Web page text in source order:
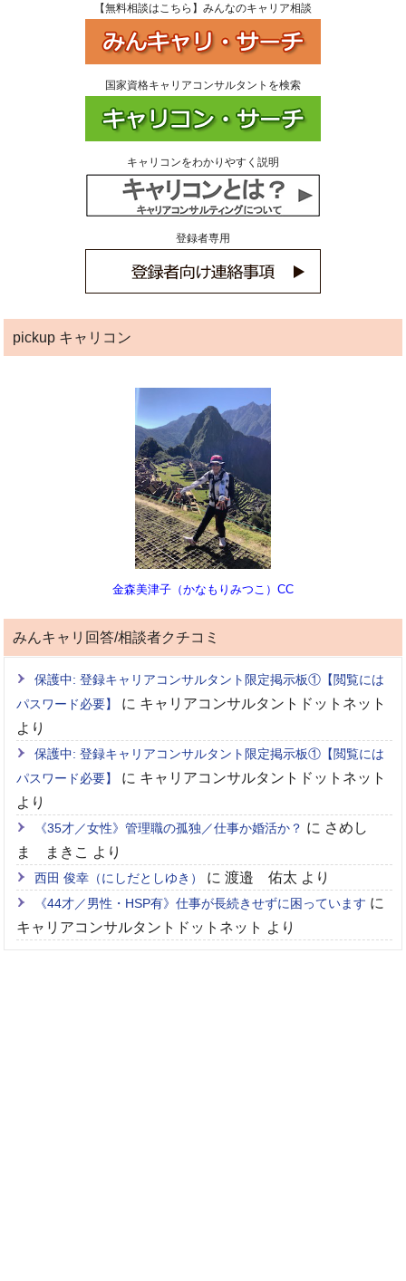
【無料相談はこちら】みんなのキャリア相談
国家資格キャリアコンサルタントを検索
キャリコンをわかりやすく説明
登録者専用
pickup キャリコン
金森美津子（かなもりみつこ）CC
みんキャリ回答/相談者クチコミ
保護中: 登録キャリアコンサルタント限定掲示板①【閲覧には
パスワード必要】
に キャリアコンサルタントドットネット
より
保護中: 登録キャリアコンサルタント限定掲示板①【閲覧には
パスワード必要】
に キャリアコンサルタントドットネット
より
《35才／女性》管理職の孤独／仕事か婚活か？ に さめし
ま まきこ より
西田 俊幸（にしだとしゆき） に渡邉 佑太 より
《44才／男性・HSP有》仕事が長続きせずに困っています に
キャリアコンサルタントドットネット より